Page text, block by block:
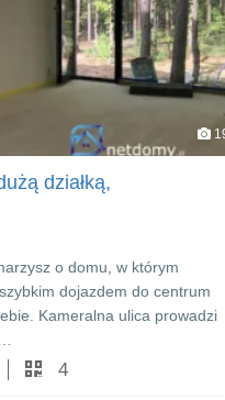
działką,
o domu, w którym
dojazdem do centrum
Kameralna ulica prowadzi
4